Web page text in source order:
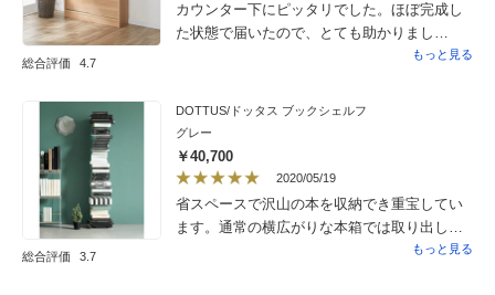
総合評価 4.7
カウンター下にピッタリでした。ほぼ完成し
た状態で届いたので、とても助かりまし
もっと見る
総合評価 3.7
DOTTUS/ドッタス ブックシェルフ
グレー
￥40,700
2020/05/19
省スペースで沢山の本を収納でき重宝してい
ます。通常の横広がりな本箱では取り出し辛
さがありましたが、縦段々の連なりでカテゴ
もっと見る